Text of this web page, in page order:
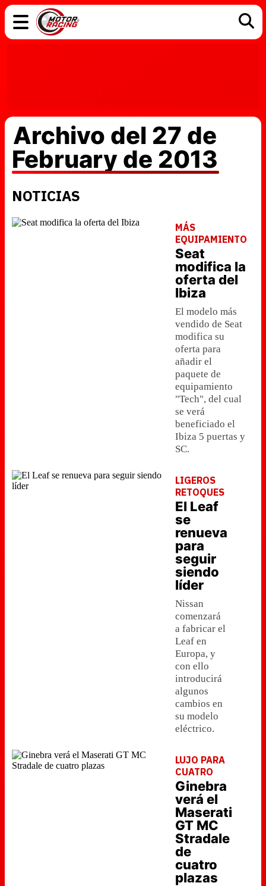
Archivo del 27 de
February de 2013
NOTICIAS
MÁS
EQUIPAMIENTO
Seat
modifica la
oferta del
Ibiza
El modelo más
vendido de Seat
modifica su
oferta para
añadir el
paquete de
equipamiento
"Tech", del cual
se verá
beneficiado el
Ibiza 5 puertas y
SC.
LIGEROS
RETOQUES
El Leaf
se
renueva
para
seguir
siendo
líder
Nissan
comenzará
a fabricar el
Leaf en
Europa, y
con ello
introducirá
algunos
cambios en
su modelo
eléctrico.
LUJO PARA
CUATRO
Ginebra
verá el
Maserati
GT MC
Stradale
de
cuatro
plazas